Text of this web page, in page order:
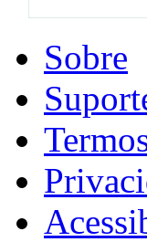
Sobre